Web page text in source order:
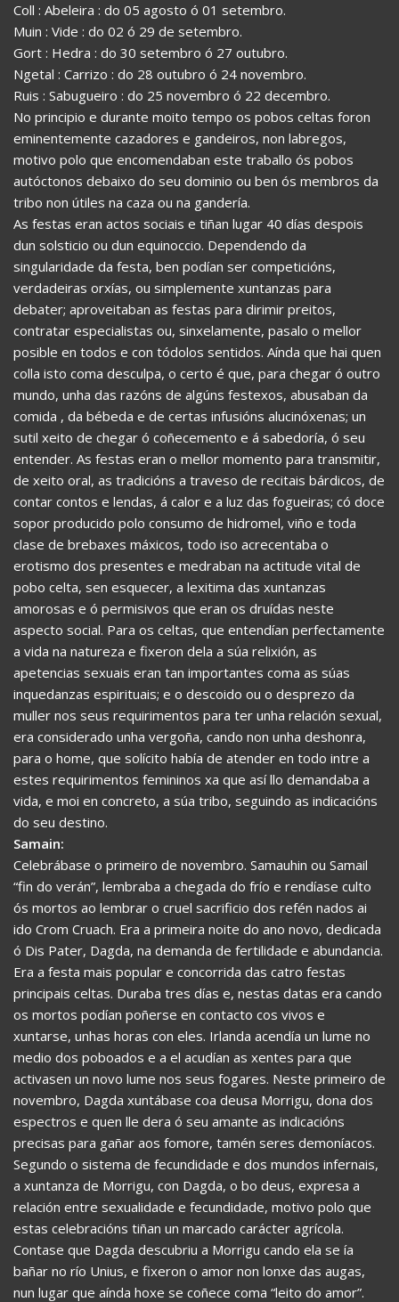
Coll : Abeleira : do 05 agosto ó 01 setembro.
Muin : Vide : do 02 ó 29 de setembro.
Gort : Hedra : do 30 setembro ó 27 outubro.
Ngetal : Carrizo : do 28 outubro ó 24 novembro.
Ruis : Sabugueiro : do 25 novembro ó 22 decembro.
No principio e durante moito tempo os pobos celtas foron
eminentemente cazadores e gandeiros, non labregos,
motivo polo que encomendaban este traballo ós pobos
autóctonos debaixo do seu dominio ou ben ós membros da
tribo non útiles na caza ou na gandería.
As festas eran actos sociais e tiñan lugar 40 días despois
dun solsticio ou dun equinoccio. Dependendo da
singularidade da festa, ben podían ser competicións,
verdadeiras orxías, ou simplemente xuntanzas para
debater; aproveitaban as festas para dirimir preitos,
contratar especialistas ou, sinxelamente, pasalo o mellor
posible en todos e con tódolos sentidos. Aínda que hai quen
colla isto coma desculpa, o certo é que, para chegar ó outro
mundo, unha das razóns de algúns festexos, abusaban da
comida , da bébeda e de certas infusións alucinóxenas; un
sutil xeito de chegar ó coñecemento e á sabedoría, ó seu
entender. As festas eran o mellor momento para transmitir,
de xeito oral, as tradicións a traveso de recitais bárdicos, de
contar contos e lendas, á calor e a luz das fogueiras; có doce
sopor producido polo consumo de hidromel, viño e toda
clase de brebaxes máxicos, todo iso acrecentaba o
erotismo dos presentes e medraban na actitude vital de
pobo celta, sen esquecer, a lexitima das xuntanzas
amorosas e ó permisivos que eran os druídas neste
aspecto social. Para os celtas, que entendían perfectamente
a vida na natureza e fixeron dela a súa relixión, as
apetencias sexuais eran tan importantes coma as súas
inquedanzas espirituais; e o descoido ou o desprezo da
muller nos seus requirimentos para ter unha relación sexual,
era considerado unha vergoña, cando non unha deshonra,
para o home, que solícito había de atender en todo intre a
estes requirimentos femininos xa que así llo demandaba a
vida, e moi en concreto, a súa tribo, seguindo as indicacións
do seu destino.
Samain:
Celebrábase o primeiro de novembro. Samauhin ou Samail
“fin do verán”, lembraba a chegada do frío e rendíase culto
ós mortos ao lembrar o cruel sacrificio dos refén nados ai
ido Crom Cruach. Era a primeira noite do ano novo, dedicada
ó Dis Pater, Dagda, na demanda de fertilidade e abundancia.
Era a festa mais popular e concorrida das catro festas
principais celtas. Duraba tres días e, nestas datas era cando
os mortos podían poñerse en contacto cos vivos e
xuntarse, unhas horas con eles. Irlanda acendía un lume no
medio dos poboados e a el acudían as xentes para que
activasen un novo lume nos seus fogares. Neste primeiro de
novembro, Dagda xuntábase coa deusa Morrigu, dona dos
espectros e quen lle dera ó seu amante as indicacións
precisas para gañar aos fomore, tamén seres demoníacos.
Segundo o sistema de fecundidade e dos mundos infernais,
a xuntanza de Morrigu, con Dagda, o bo deus, expresa a
relación entre sexualidade e fecundidade, motivo polo que
estas celebracións tiñan un marcado carácter agrícola.
Contase que Dagda descubriu a Morrigu cando ela se ía
bañar no río Unius, e fixeron o amor non lonxe das augas,
nun lugar que aínda hoxe se coñece coma “leito do amor”.